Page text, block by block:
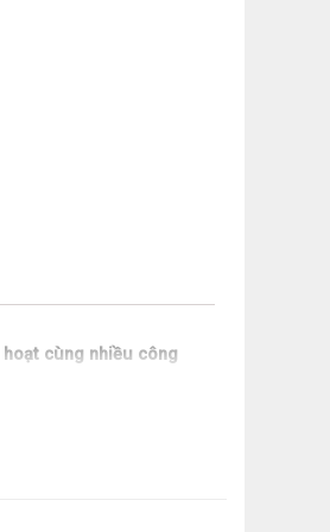
cùng nhiều công